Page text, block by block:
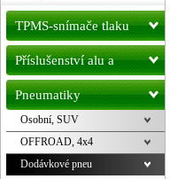
TPMS-snímače tlaku
Příslušenství alu a
pneu
Pneumatiky
Osobní, SUV
OFFROAD, 4x4
Dodávkové pneu